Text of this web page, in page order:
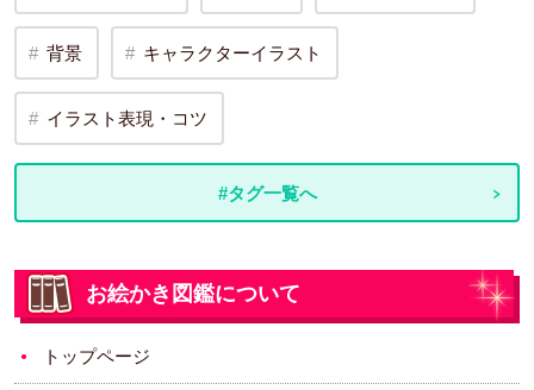
背景 キャラクターイラスト
イラスト表現・コツ
#タグ一覧へ
お絵かき図鑑について
トップページ